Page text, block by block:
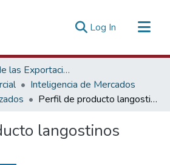
Log In (current)
Promoción de las Exportaciones
Inteligencia de Mercados
Perfil de producto langostinos Países Bajos
langostinos